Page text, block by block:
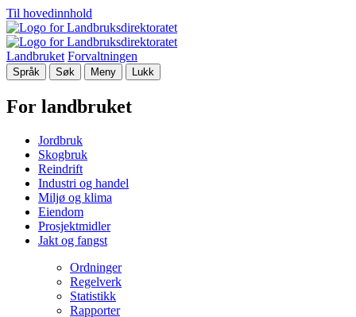
Til hovedinnhold
Landbruket Forvaltningen
Språk Søk Meny Lukk
For landbruket
Jordbruk
Skogbruk
Reindrift
Industri og handel
Miljø og klima
Eiendom
Prosjektmidler
Jakt og fangst
Ordninger
Regelverk
Statistikk
Rapporter